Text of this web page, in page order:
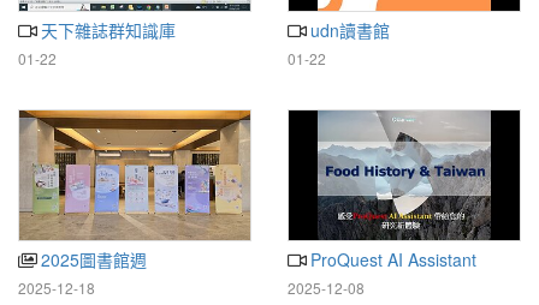
天下雜誌群知識庫
01-22
udn讀書館
01-22
2025圖書館週
2025-12-18
ProQuest AI Assistant
2025-12-08